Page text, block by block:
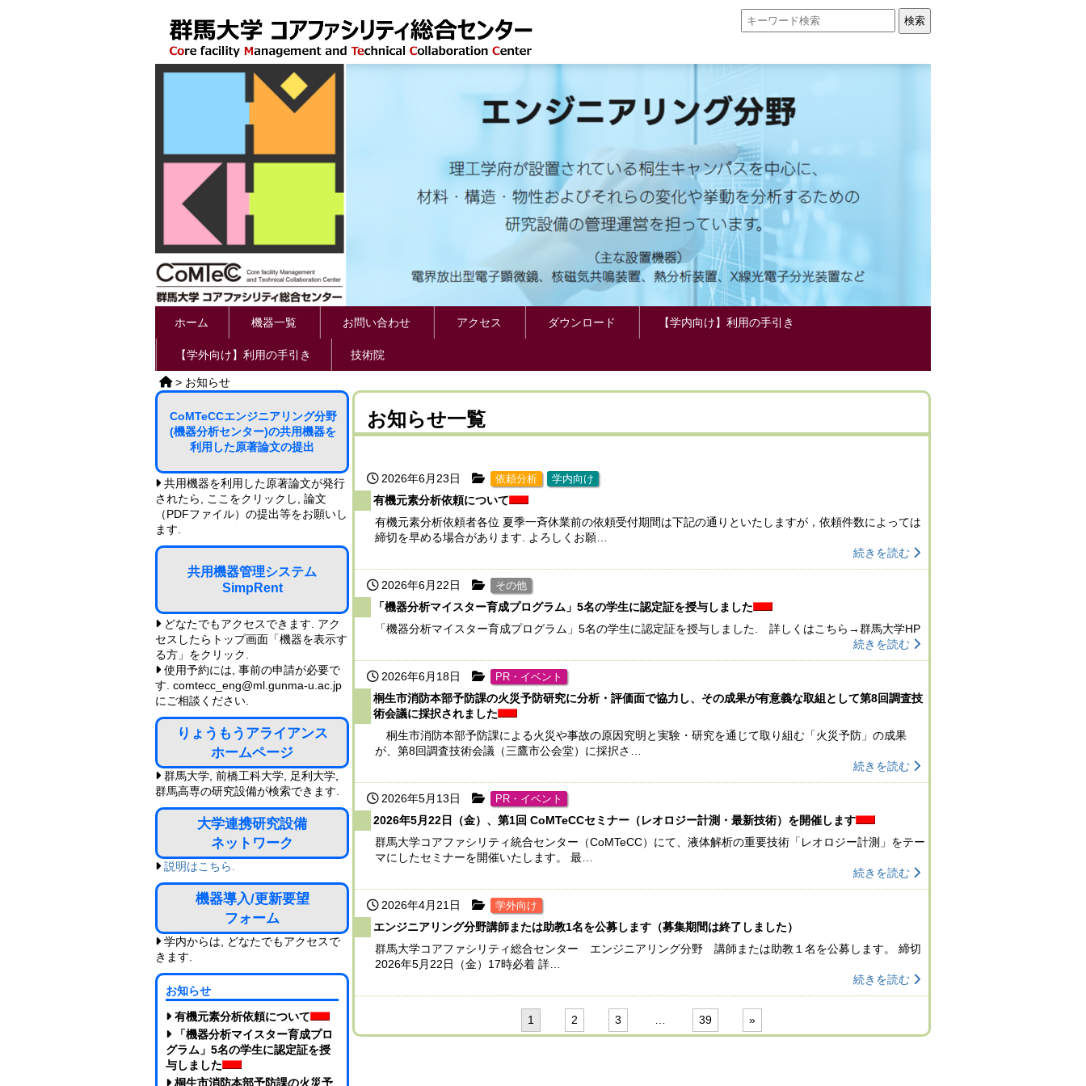
ホーム 機器一覧 お問い合わせ アクセス ダウンロード 【学内向け】利用の手引き
【学外向け】利用の手引き 技術院
> お知らせ
お知らせ一覧
2026年6月23日 依頼分析 学内向け
有機元素分析依頼について
有機元素分析依頼者各位 夏季一斉休業前の依頼受付期間は下記の通りといたしますが，依頼件数によっては
締切を早める場合があります. よろしくお願…
続きを読む
2026年6月22日 その他
「機器分析マイスター育成プログラム」5名の学生に認定証を授与しました
「機器分析マイスター育成プログラム」5名の学生に認定証を授与しました. 詳しくはこちら→群馬大学HP
続きを読む
2026年6月18日 PR・イベント
桐生市消防本部予防課の火災予防研究に分析・評価面で協力し、その成果が有意義な取組として第8回調査技
術会議に採択されました
桐生市消防本部予防課による火災や事故の原因究明と実験・研究を通じて取り組む「火災予防」の成果
が、第8回調査技術会議（三鷹市公会堂）に採択さ…
続きを読む
2026年5月13日 PR・イベント
2026年5月22日（金）、第1回 CoMTeCCセミナー（レオロジー計測・最新技術）を開催します
群馬大学コアファシリティ統合センター（CoMTeCC）にて、液体解析の重要技術「レオロジー計測」をテー
マにしたセミナーを開催いたします。 最…
続きを読む
2026年4月21日 学外向け
エンジニアリング分野講師または助教1名を公募します（募集期間は終了しました）
群馬大学コアファシリティ総合センター エンジニアリング分野 講師または助教１名を公募します。 締切
2026年5月22日（金）17時必着 詳…
続きを読む
1 2 3 39 »
CoMTeCCエンジニアリング分野
(機器分析センター)の共用機器を
利用した原著論文の提出
共用機器を利用した原著論文が発行
されたら, ここをクリックし, 論文
（PDFファイル）の提出等をお願いし
ます.
共用機器管理システム
SimpRent
どなたでもアクセスできます. アク
セスしたらトップ画面「機器を表示す
る方」をクリック.
使用予約には, 事前の申請が必要で
す. comtecc_eng@ml.gunma-u.ac.jp
にご相談ください.
りょうもうアライアンス
ホームページ
群馬大学, 前橋工科大学, 足利大学,
群馬高専の研究設備が検索できます.
大学連携研究設備
ネットワーク
説明はこちら.
機器導入/更新要望
フォーム
学内からは, どなたでもアクセスで
きます.
お知らせ
有機元素分析依頼について
「機器分析マイスター育成プロ
グラム」5名の学生に認定証を授
与しました
桐生市消防本部予防課の火災予